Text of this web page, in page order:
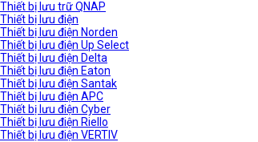
Thiết bị lưu trữ QNAP
Thiết bị lưu điện
Thiết bị lưu điện Norden
Thiết bị lưu điện Up Select
Thiết bị lưu điện Delta
Thiết bị lưu điện Eaton
Thiết bị lưu điện Santak
Thiết bị lưu điện APC
Thiết bị lưu điện Cyber
Thiết bị lưu điện Riello
Thiết bị lưu điện VERTIV